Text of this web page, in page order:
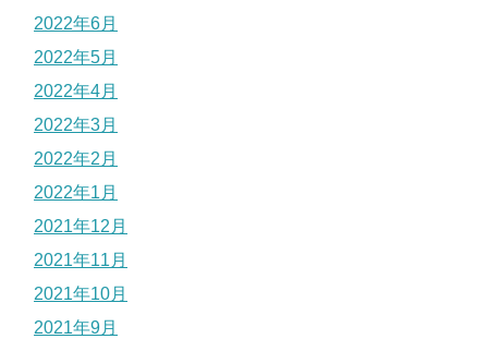
2022年6月
2022年5月
2022年4月
2022年3月
2022年2月
2022年1月
2021年12月
2021年11月
2021年10月
2021年9月